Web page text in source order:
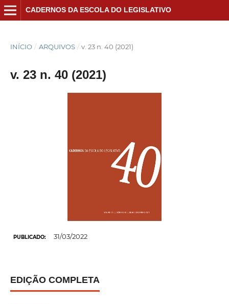
CADERNOS DA ESCOLA DO LEGISLATIVO
INÍCIO / ARQUIVOS / v. 23 n. 40 (2021)
v. 23 n. 40 (2021)
PUBLICADO: 31/03/2022
EDIÇÃO COMPLETA